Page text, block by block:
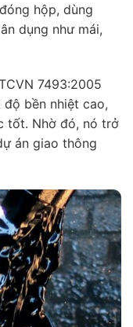
hộp, dùng
dụng như mái,
7493:2005
bền nhiệt cao,
tốt. Nhờ đó, nó trở
án giao thông